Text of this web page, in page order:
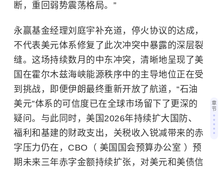
断，重回弱势震荡格局。 ”
永赢基金经理刘庭宇补充道， 停火协议的达成，
不代表美元体系修复了此次冲突中暴露的深层裂
缝。这场持续数月的中东冲突，清晰地呈现了美
国在霍尔木兹海峡能源秩序中的主导地位正在受
到挑战 ，即便伊朗最终重新开放了航道，“石油
美元”体系的可信度已在全球市场留下了更深的
疑问。与此同时，美国2026年持续扩大国防、
福利和基建的财政支出，关税收入锐减带来的赤
字压力仍在，CBO（ 美国国会预算办公室 ）预
期未来三年赤字金额持续扩张，对美元和美债信
章
节